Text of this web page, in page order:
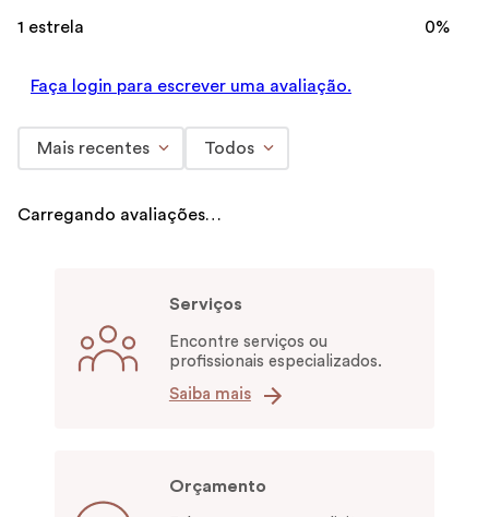
1 estrela 0%
Faça login para escrever uma avaliação.
Mais recentes Todos
Carregando avaliações…
Serviços
Encontre serviços ou
profissionais especializados.
Saiba mais
Orçamento